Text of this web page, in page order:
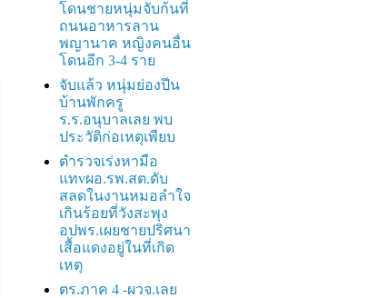
โดนชายหนุ่มจับก้นที่
ถนนอาหารลาน
พญานาค หญิงคนอื่น
โดนอีก 3-4 ราย
จับแล้ว หนุ่มย่องปีน
บ้านพักครู
ร.ร.อนุบาลเลย พบ
ประวัติก่อเหตุเพียบ
ตำรวจเร่งหามือ
แทvผอ.รพ.สต.ดับ
สลดในงานหมอลำใจ
เกินร้อยที่วังสะพุง
อปพร.เผยชายปริศนา
เสื้อแดงอยู่ในที่เกิด
เหตุ
ตร.ภาค 4 -ผวจ.เลย